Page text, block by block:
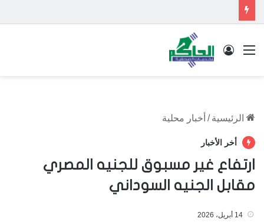
القائمة تسجيل الدخول
الرئيسية / أخبار محلية
أخر الأخبار
ارتفاع غير مسبوق للجنيه المصري
مقابل الجنيه السوداني
14 أبريل، 2026